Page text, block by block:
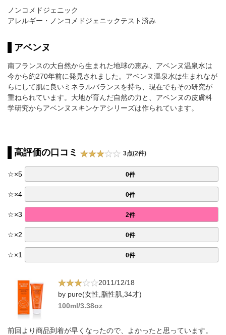
ノンコメドジェニック
アレルギー・ノンコメドジェニックテスト済み
アベンヌ
南フランスの大自然から生まれた地球の恵み、アベンヌ温泉水は
今から約270年前に発見されました。アベンヌ温泉水は生まれなが
らにして肌に良いミネラルバランスを持ち、現在でもその研究が
重ねられています。大地が育んだ自然の力と、アベンヌの皮膚科
学研究からアベンヌスキンケアシリーズは作られています。
高評価の口コミ 3点(2件)
☆×5 0件
☆×4 0件
☆×3 2件
☆×2 0件
☆×1 0件
2011/12/18
by pure(女性,脂性肌,34才)
100ml/3.38oz
前回より商品到着が早くなったので、よかったと思っています。